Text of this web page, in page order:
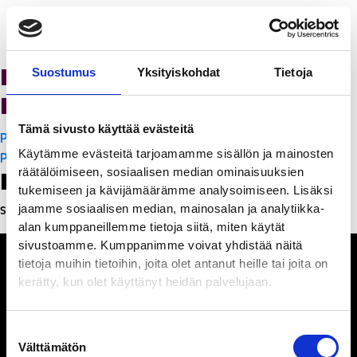
Suostumus Yksityiskohdat Tietoja
Tämä sivusto käyttää evästeitä
Käytämme evästeitä tarjoamamme sisällön ja mainosten
räätälöimiseen, sosiaalisen median ominaisuuksien
tukemiseen ja kävijämäärämme analysoimiseen. Lisäksi
jaamme sosiaalisen median, mainosalan ja analytiikka-
alan kumppaneillemme tietoja siitä, miten käytät
sivustoamme. Kumppanimme voivat yhdistää näitä
tietoja muihin tietoihin, joita olet antanut heille tai joita on
kerätty, kun olet käyttänyt heidän palvelujaan.
valinta
Välttämätön
K-Citymarket Pori
Puuvilla
Artikkelien
selaus
PanchoVilla
PanchoVilla
Leave a Reply
Sinun täytyykirjautua sisäänkommentoidaksesi.
ihmeteltävää